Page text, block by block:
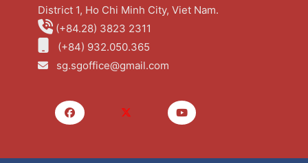
District 1, Ho Chi Minh City, Viet Nam.
(+84.28) 3823 2311
(+84) 932.050.365
sg.sgoffice@gmail.com